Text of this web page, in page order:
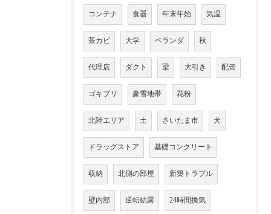
コンテナ 食器 年末年始 気温
茶カビ 大学 ベランダ 秋
代理店 ダクト 梁 大引き 配管
ゴキブリ 豪雪地帯 花粉
北陸エリア 土 さいたま市 犬
ドラッグストア 基礎コンクリート
収納 北側の部屋 新築トラブル
壁内部 逆転結露 24時間換気